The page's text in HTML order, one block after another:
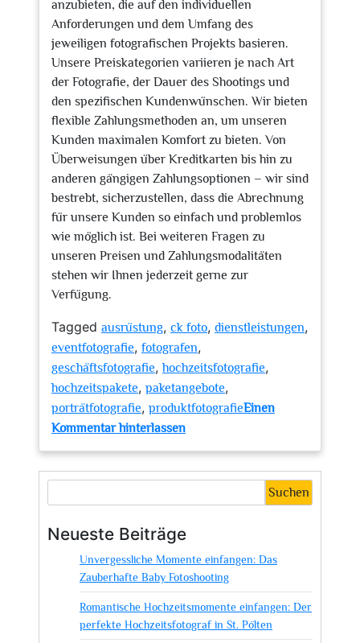
anzubieten, die auf den individuellen
Anforderungen und dem Umfang des
jeweiligen fotografischen Projekts basieren.
Unsere Preiskategorien variieren je nach Art
der Fotografie, der Dauer des Shootings und
den spezifischen Kundenwünschen. Wir bieten
flexible Zahlungsmethoden an, um unseren
Kunden maximalen Komfort zu bieten. Von
Überweisungen über Kreditkarten bis hin zu
anderen gängigen Zahlungsoptionen – wir sind
bestrebt, sicherzustellen, dass die Abrechnung
für unsere Kunden so einfach und problemlos
wie möglich ist. Bei weiteren Fragen zu
unseren Preisen und Zahlungsmodalitäten
stehen wir Ihnen jederzeit gerne zur
Verfügung.
Tagged ausrüstung, ck foto, dienstleistungen,
eventfotografie, fotografen,
geschäftsfotografie,hochzeitsfotografie,
hochzeitspakete, paketangebote,
porträtfotografie, produktfotografieEinen
Kommentar hinterlassenzu
mit
ck
Unvergessliche
Momente
in
festgehalten
Suchen
Neueste Beiträge
Unvergessliche Momente einfangen: Das
Zauberhafte Baby Fotoshooting
Romantische Hochzeitsmomente einfangen: Der
perfekte Hochzeitsfotograf in St. Pölten